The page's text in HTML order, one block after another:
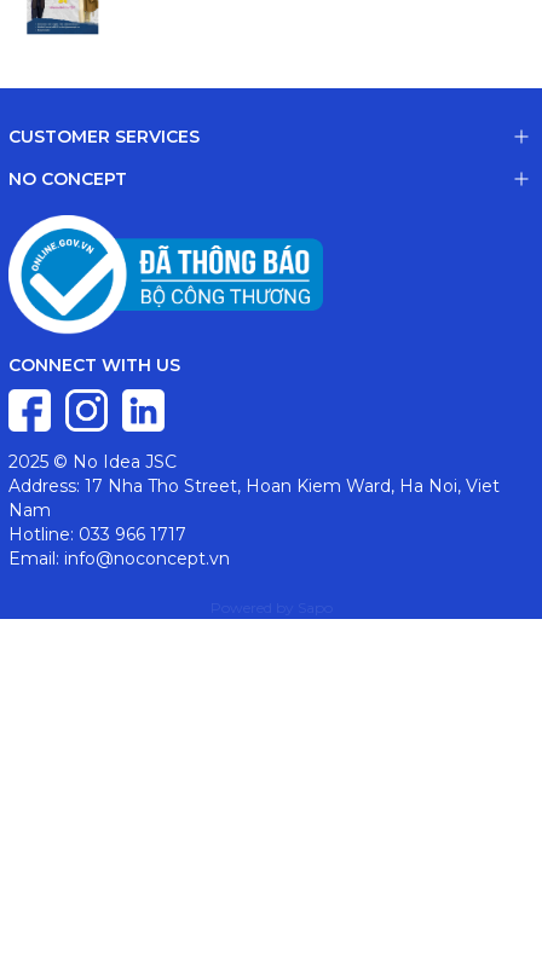
CUSTOMER SERVICES
NO CONCEPT
CONNECT WITH US
2025 © No Idea JSC
Address: 17 Nha Tho Street, Hoan Kiem Ward, Ha Noi, Viet
Nam
Hotline: 033 966 1717
Email: info@noconcept.vn